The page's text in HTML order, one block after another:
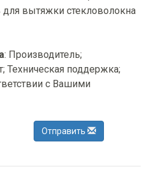
для вытяжки стекловолокна
: Производитель;
Техническая поддержка;
с Вашими
Отправить